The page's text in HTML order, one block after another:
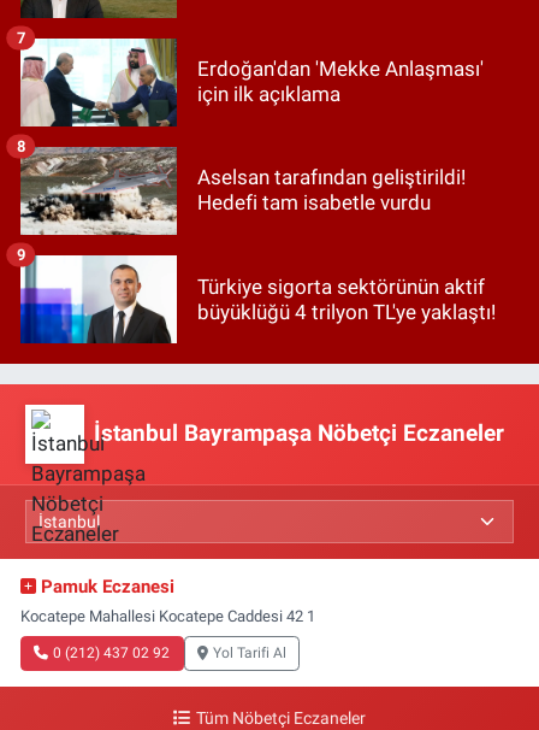
Erdoğan'dan 'Mekke Anlaşması'
için ilk açıklama
7
Aselsan tarafından geliştirildi!
Hedefi tam isabetle vurdu
8
Türkiye sigorta sektörünün aktif
büyüklüğü 4 trilyon TL'ye yaklaştı!
9
İstanbul Bayrampaşa Nöbetçi Eczaneler
Pamuk Eczanesi
Kocatepe Mahallesi Kocatepe Caddesi 42 1
0 (212) 437 02 92 Yol Tarifi Al
Tüm Nöbetçi Eczaneler